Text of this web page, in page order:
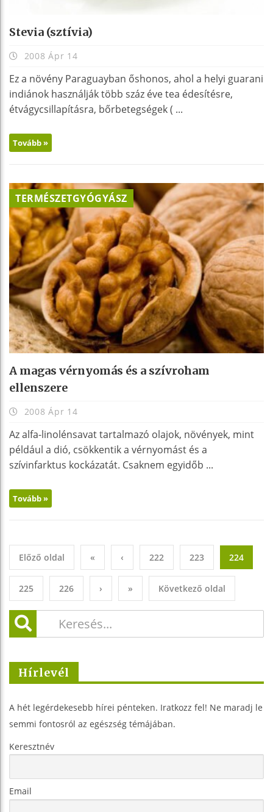
Stevia (sztívia)
2008 Ápr 14
Ez a növény Paraguayban őshonos, ahol a helyi guarani
indiánok használják több száz éve tea édesítésre,
étvágycsillapításra, bőrbetegségek ( ...
Tovább »
TERMÉSZETGYÓGYÁSZ
A magas vérnyomás és a szívroham
ellenszere
2008 Ápr 14
Az alfa-linolénsavat tartalmazó olajok, növények, mint
például a dió, csökkentik a vérnyomást és a
szívinfarktus kockázatát. Csaknem egyidőb ...
Tovább »
Előző oldal « ‹ 222 223 224
225 226 › » Következő oldal
Hírlevél
A hét legérdekesebb hírei pénteken. Iratkozz fel! Ne maradj le
semmi fontosról az egészség témájában.
Keresztnév
Email